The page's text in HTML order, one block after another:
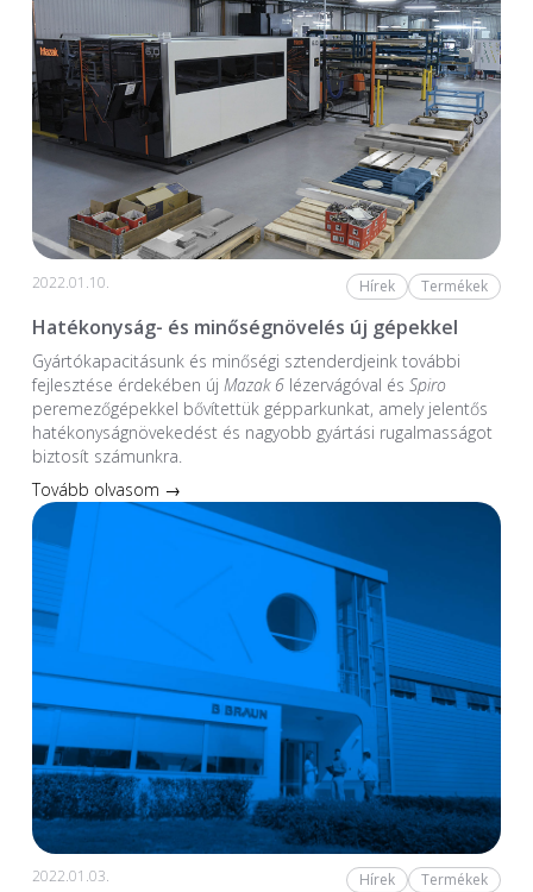
2022.01.10. Hírek Termékek
Hatékonyság- és minőségnövelés új gépekkel
Gyártókapacitásunk és minőségi sztenderdjeink további
fejlesztése érdekében új Mazak 6lézervágóval és Spiro
peremezőgépekkel bővítettük gépparkunkat, amely jelentős
hatékonyságnövekedést és nagyobb gyártási rugalmasságot
biztosít számunkra.
Tovább olvasom →
2022.01.03. Hírek Termékek